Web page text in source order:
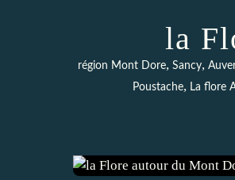
la
région Mont Dore, Sancy,
Poustache, La flore